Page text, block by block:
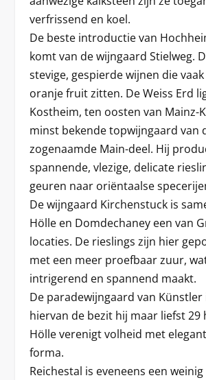
verfrissend en koel.
De beste introductie van
komt van de wijngaard Stielweg.
stevige, gespierde wijnen die
oranje fruit zitten. De Weiss Erd
Kostheim, ten oosten van Mainz-
minst bekende topwijngaard van
zogenaamde Main-deel. Hij
spannende, vlezige, delicate
geuren naar oriëntaalse
De wijngaard Kirchenstuck is
Hölle en Domdechaney een van
locaties. De rieslings zijn hier
met een meer proefbaar zuur,
intrigerend en spannend maakt.
De paradewijngaard van Künstler
hiervan de bezit hij maar liefst 29
Hölle verenigt volheid met
forma.
Reichestal is eveneens een